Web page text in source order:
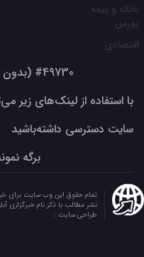
بانک و بیمه
بورس
اقتصادی
#49730 (بدون عنوان)
سایت دسترسی داشته‌باشید
برگه
تمام حقوق این وب سایت برای
نشر مطالب با ذکر نام خبرگزاری
طراحی سایت :